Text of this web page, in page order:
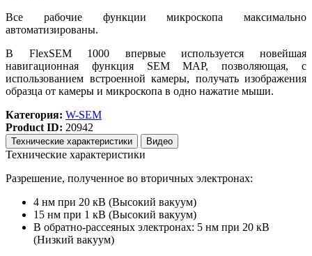
Все рабочие функции микроскопа максимально
автоматизированы.
В FlexSEM 1000 впервые используется новейшая
навигационная функция SEM MAP, позволяющая, с
использованием встроенной камеры, получать изображения
образца от камеры и микроскопа в одно нажатие мыши.
Категория: W-SEM
Product ID: 20942
Технические характеристики Видео
Технические характеристики
Разрешение, полученное во вторичных электронах:
4 нм при 20 кВ (Высокий вакуум)
15 нм при 1 кВ (Высокий вакуум)
В обратно-рассеяных электронах: 5 нм при 20 кВ
(Низкий вакуум)